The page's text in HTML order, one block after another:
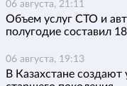
06 августа, 21:11
Объем услуг СТО и
полугодие составил
06 августа, 19:13
В Казахстане